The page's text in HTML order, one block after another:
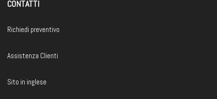
CONTATTI
Richiedi preventivo
Assistenza Clienti
Sito in inglese